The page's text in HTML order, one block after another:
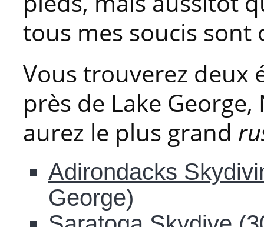
tous mes soucis sont
Vous trouverez deux
près de Lake
aurez le plus grand
Adirondacks
George)